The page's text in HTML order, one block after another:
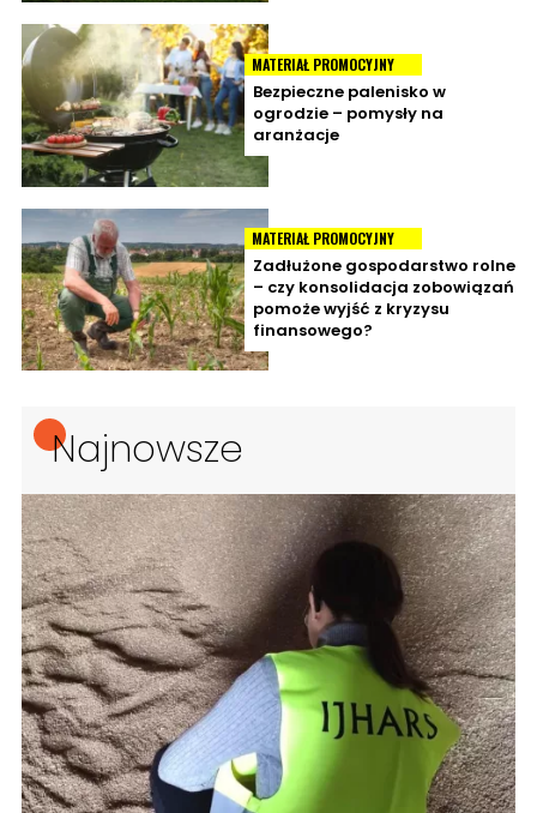
MATERIAŁ PROMOCYJNY
Bezpieczne palenisko w
ogrodzie – pomysły na
aranżacje
MATERIAŁ PROMOCYJNY
Zadłużone gospodarstwo rolne
– czy konsolidacja zobowiązań
pomoże wyjść z kryzysu
finansowego?
Najnowsze